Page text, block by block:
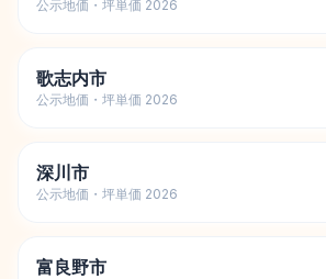
公示地価・坪単価 2026
歌志内市
公示地価・坪単価 2026
深川市
公示地価・坪単価 2026
富良野市